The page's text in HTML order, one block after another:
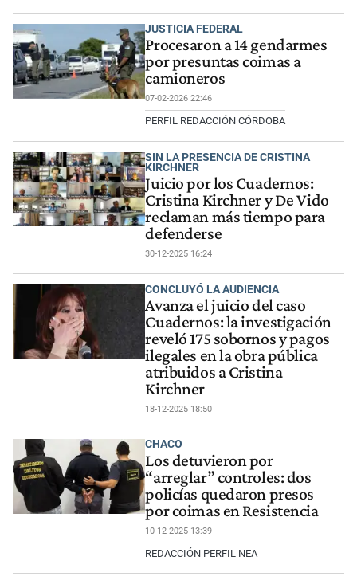
JUSTICIA FEDERAL
Procesaron a 14 gendarmes
por presuntas coimas a
camioneros
07-02-2026 22:46
PERFIL REDACCIÓN CÓRDOBA
SIN LA PRESENCIA DE CRISTINA
KIRCHNER
Juicio por los Cuadernos:
Cristina Kirchner y De Vido
reclaman más tiempo para
defenderse
30-12-2025 16:24
CONCLUYÓ LA AUDIENCIA
Avanza el juicio del caso
Cuadernos: la investigación
reveló 175 sobornos y pagos
ilegales en la obra pública
atribuidos a Cristina
Kirchner
18-12-2025 18:50
CHACO
Los detuvieron por
“arreglar” controles: dos
policías quedaron presos
por coimas en Resistencia
10-12-2025 13:39
REDACCIÓN PERFIL NEA